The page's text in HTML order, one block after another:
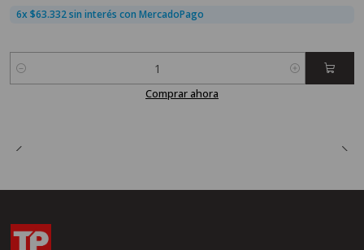
6x $63.332 sin interés con MercadoPago
Cantidad
Comprar ahora